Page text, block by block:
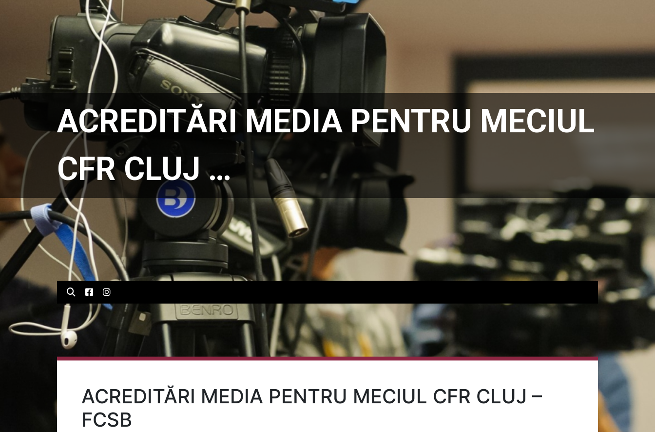
ACREDITĂRI MEDIA PENTRU MECIUL
CFR CLUJ …
ACREDITĂRI MEDIA PENTRU MECIUL CFR CLUJ –
FCSB